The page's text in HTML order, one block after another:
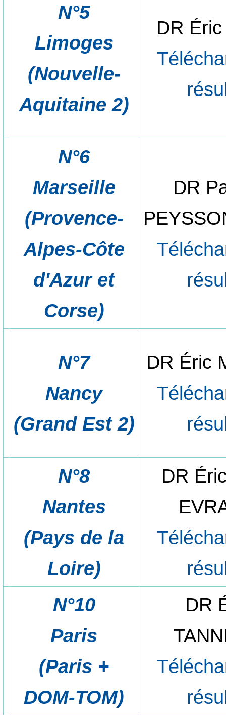
N°5
Limoges
(Nouvelle-
Aquitaine 2)
DR
N°6
Marseille
(Provence-
Alpes-Côte
d'Azur et
Corse)
DR
N°7
Nancy
(Grand Est 2)
DR Éric
N°8
Nantes
(Pays de la
Loire)
DR
N°10
Paris
(Paris +
DOM-TOM)
DR